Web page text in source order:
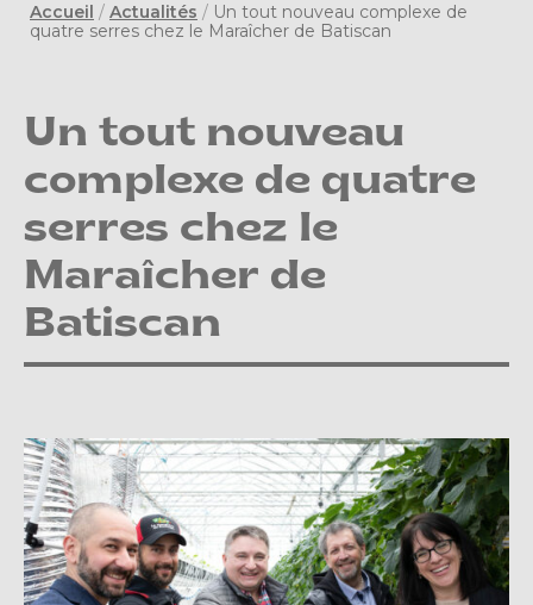
Accueil / Actualités / Un tout nouveau complexe de
quatre serres chez le Maraîcher de Batiscan
Un tout nouveau
complexe de quatre
serres chez le
Maraîcher de
Batiscan